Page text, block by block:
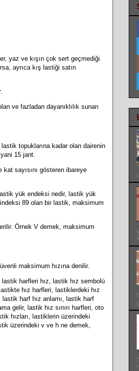
yaz ve kışın çok sert geçmediği
ayrıca kış lastiği satın
ve fazladan dayanıklılık sunan
topuklarına kadar olan dairenin
15 jant.
kat sayısını gösteren ibareye
yük endeksi nedir, lastik yük
89 olan bir lastik, maksimum
Örnek V demek, maksimum
maksimum hızına denilir.
harfleri hız, lastik hız sembolü
hız harfleri, lastiklerdeki hız
harf hız anlamı, lastik harf
gelir, lastik hız sınırı harfleri, oto
hızları, lastiklerin üzerindeki
üzerindeki v ve h ne demek,